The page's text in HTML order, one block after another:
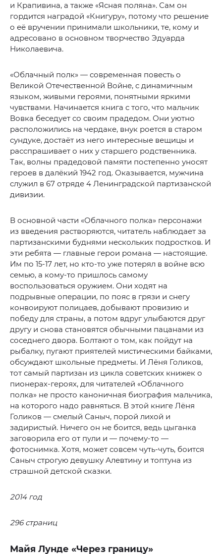
и Крапивина, а также «Ясная поляна». Сам он
гордится наградой «Книгуру», потому что решение
о её вручении принимали школьники, те, кому и
адресовано в основном творчество Эдуарда
Николаевича.
«Облачный полк» — современная повесть о
Великой Отечественной Войне, с динамичным
языком, живыми героями, понятными яркими
чувствами. Начинается книга с того, что мальчик
Вовка беседует со своим прадедом. Они уютно
расположились на чердаке, внук роется в старом
сундуке, достаёт из него интересные вещицы и
расспрашивает о них у старшего родственника.
Так, волны прадедовой памяти постепенно уносят
героев в далёкий 1942 год. Оказывается, мужчина
служил в 67 отряде 4 Ленинградской партизанской
дивизии.
В основной части «Облачного полка» персонажи
из введения растворяются, читатель наблюдает за
партизанскими буднями нескольких подростков. И
эти ребята — главные герои романа — настоящие.
Им по 15-17 лет, но кто-то уже потерял в войне всю
семью, а кому-то пришлось самому
воспользоваться оружием. Они ходят на
подрывные операции, по пояс в грязи и снегу
конвоируют полицаев, добывают провизию и
победу для страны, а потом вдруг улыбаются друг
другу и снова становятся обычными пацанами из
соседнего двора. Болтают о том, как пойдут на
рыбалку, пугают приятелей мистическими байками,
обсуждают школьные предметы. И Лёня Голиков,
тот самый партизан из цикла советских книжек о
пионерах-героях, для читателей «Облачного
полка» не просто каноничная биография мальчика,
на которого надо равняться. В этой книге Лёня
Голиков — смелый Саныч, порой лихой и
задиристый. Ничего он не боится, ведь цыганка
заговорила его от пули и — почему-то —
фотоснимка. Хотя, может совсем чуть-чуть, боится
Саныч строгую девушку Алевтину и топтуна из
страшной детской сказки.
2014 год
296 страниц
Майя Лунде «Через границу»